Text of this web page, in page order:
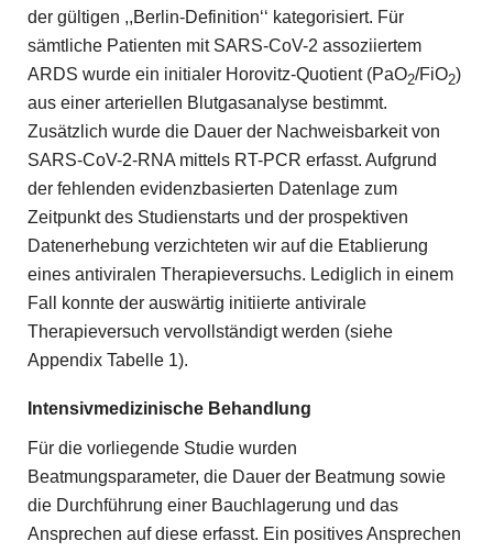
der gültigen ,,Berlin-Definition‘‘ kategorisiert. Für
sämtliche Patienten mit SARS-CoV-2 assoziiertem
ARDS wurde ein initialer Horovitz-Quotient (PaO2/FiO2)
aus einer arteriellen Blutgasanalyse bestimmt.
Zusätzlich wurde die Dauer der Nachweisbarkeit von
SARS-CoV-2-RNA mittels RT-PCR erfasst. Aufgrund
der fehlenden evidenzbasierten Datenlage zum
Zeitpunkt des Studienstarts und der prospektiven
Datenerhebung verzichteten wir auf die Etablierung
eines antiviralen Therapieversuchs. Lediglich in einem
Fall konnte der auswärtig initiierte antivirale
Therapieversuch vervollständigt werden (siehe
Appendix Tabelle 1).
Intensivmedizinische Behandlung
Für die vorliegende Studie wurden
Beatmungsparameter, die Dauer der Beatmung sowie
die Durchführung einer Bauchlagerung und das
Ansprechen auf diese erfasst. Ein positives Ansprechen